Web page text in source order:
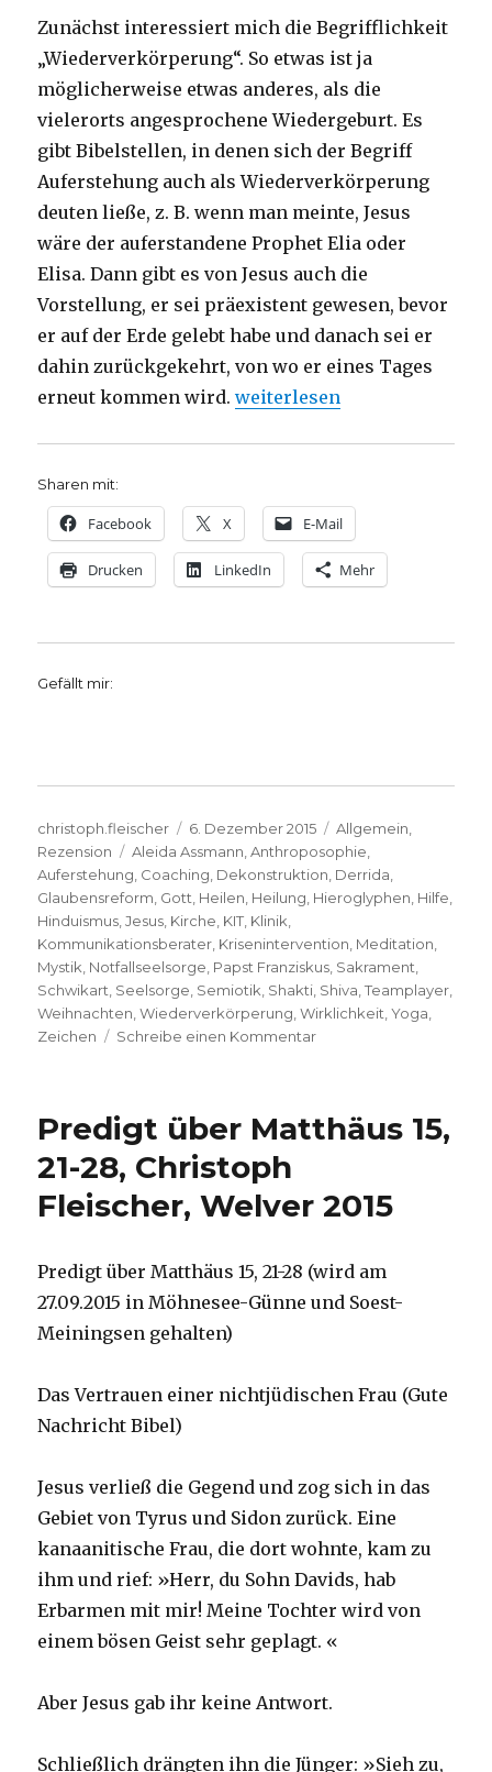
Zunächst interessiert mich die Begrifflichkeit
„Wiederverkörperung“. So etwas ist ja
möglicherweise etwas anderes, als die
vielerorts angesprochene Wiedergeburt. Es
gibt Bibelstellen, in denen sich der Begriff
Auferstehung auch als Wiederverkörperung
deuten ließe, z. B. wenn man meinte, Jesus
wäre der auferstandene Prophet Elia oder
Elisa. Dann gibt es von Jesus auch die
Vorstellung, er sei präexistent gewesen, bevor
er auf der Erde gelebt habe und danach sei er
dahin zurückgekehrt, von wo er eines Tages
erneut kommen wird.„Sieben
weiterlesen
Sharen mit:
Facebook X E-Mail
Drucken LinkedIn Mehr
Gefällt mir:
Autor
christoph.fleischer
Veröffentlicht
am
6. Dezember 2015 Kategorien
Allgemein
Rezension
Schlagwörter
Aleida Assmann ,Anthroposophie
Auferstehung Coaching Dekonstruktion Derrida
Glaubensreform Gott Heilen Heilung Hieroglyphen Hilfe
Hinduismus ,Jesus Kirche KIT Klinik
Kommunikationsberater Krisenintervention Meditation
Mystik Notfallseelsorge Papst Franziskus Sakrament
Schwikart Seelsorge Semiotik Shakti Shiva ,Teamplayer
Weihnachten ,Wiederverkörperung ,Wirklichkeit ,Yoga
Zeichen
Schreibe einen Kommentarzu
vor
Fleischer,
Welver
Predigt über Matthäus 15,
21-28, Christoph
Fleischer, Welver 2015
Predigt über Matthäus 15, 21-28 (wird am
27.09.2015 in Möhnesee-Günne und Soest-
Meiningsen gehalten)
Das Vertrauen einer nichtjüdischen Frau (Gute
Nachricht Bibel)
Jesus verließ die Gegend und zog sich in das
Gebiet von Tyrus und Sidon zurück. Eine
kanaanitische Frau, die dort wohnte, kam zu
ihm und rief: »Herr, du Sohn Davids, hab
Erbarmen mit mir! Meine Tochter wird von
einem bösen Geist sehr geplagt. «
Aber Jesus gab ihr keine Antwort.
Schließlich drängten ihn die Jünger: »Sieh zu,